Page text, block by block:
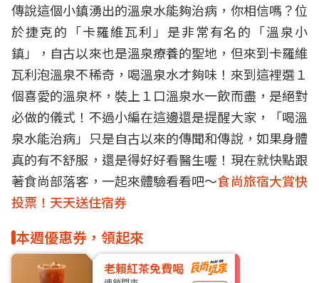
傳說這個小鎮湧出的溫泉水能夠治病，你相信嗎？位
於捷克的「卡羅維瓦利」是非常有名的「溫泉小
鎮」，自古以來也是溫泉療養的聖地，但來到卡羅維
瓦利泡溫泉不稀奇，喝溫泉水才夠味！來到這裡選１
個喜愛的溫泉杯，裝上１口溫泉水一飲而盡，是絕對
必做的儀式！不過小編在這邊還是提醒大家，「喝溫
泉水能治病」只是自古以來的傳聞和傳說，如果身體
真的有不舒服，還是得好好看醫生喔！現在就快點跟
著食尚部落客，一起來體驗看看吧～食尚旅宿大賞快
投票！天天送住宿券
本週優惠券，領起來
老賴紅茶免費喝